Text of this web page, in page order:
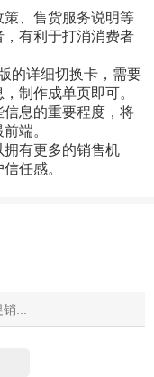
、售货服务说明等
有利于打消消费者
的详细切换卡，需要
制作成单页即可。
息的重要程度，将
端。
有更多的销售机
任感。